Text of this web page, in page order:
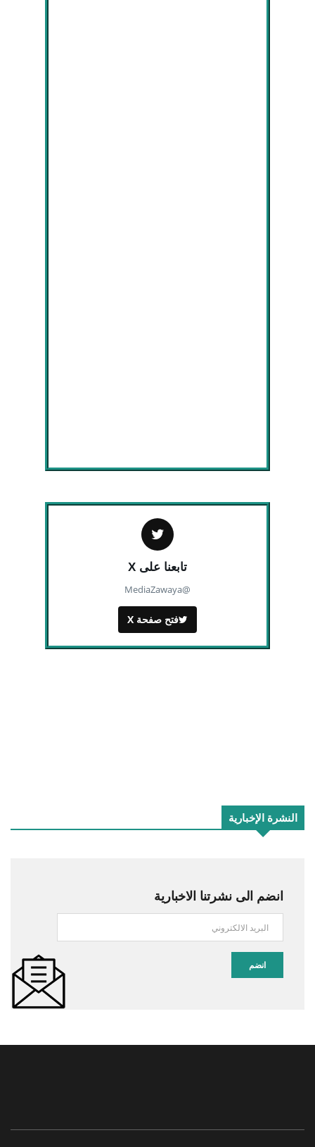
تابعنا على X
@MediaZawaya
فتح صفحة X
النشرة الإخبارية
انضم الى نشرتنا الاخبارية
انضم